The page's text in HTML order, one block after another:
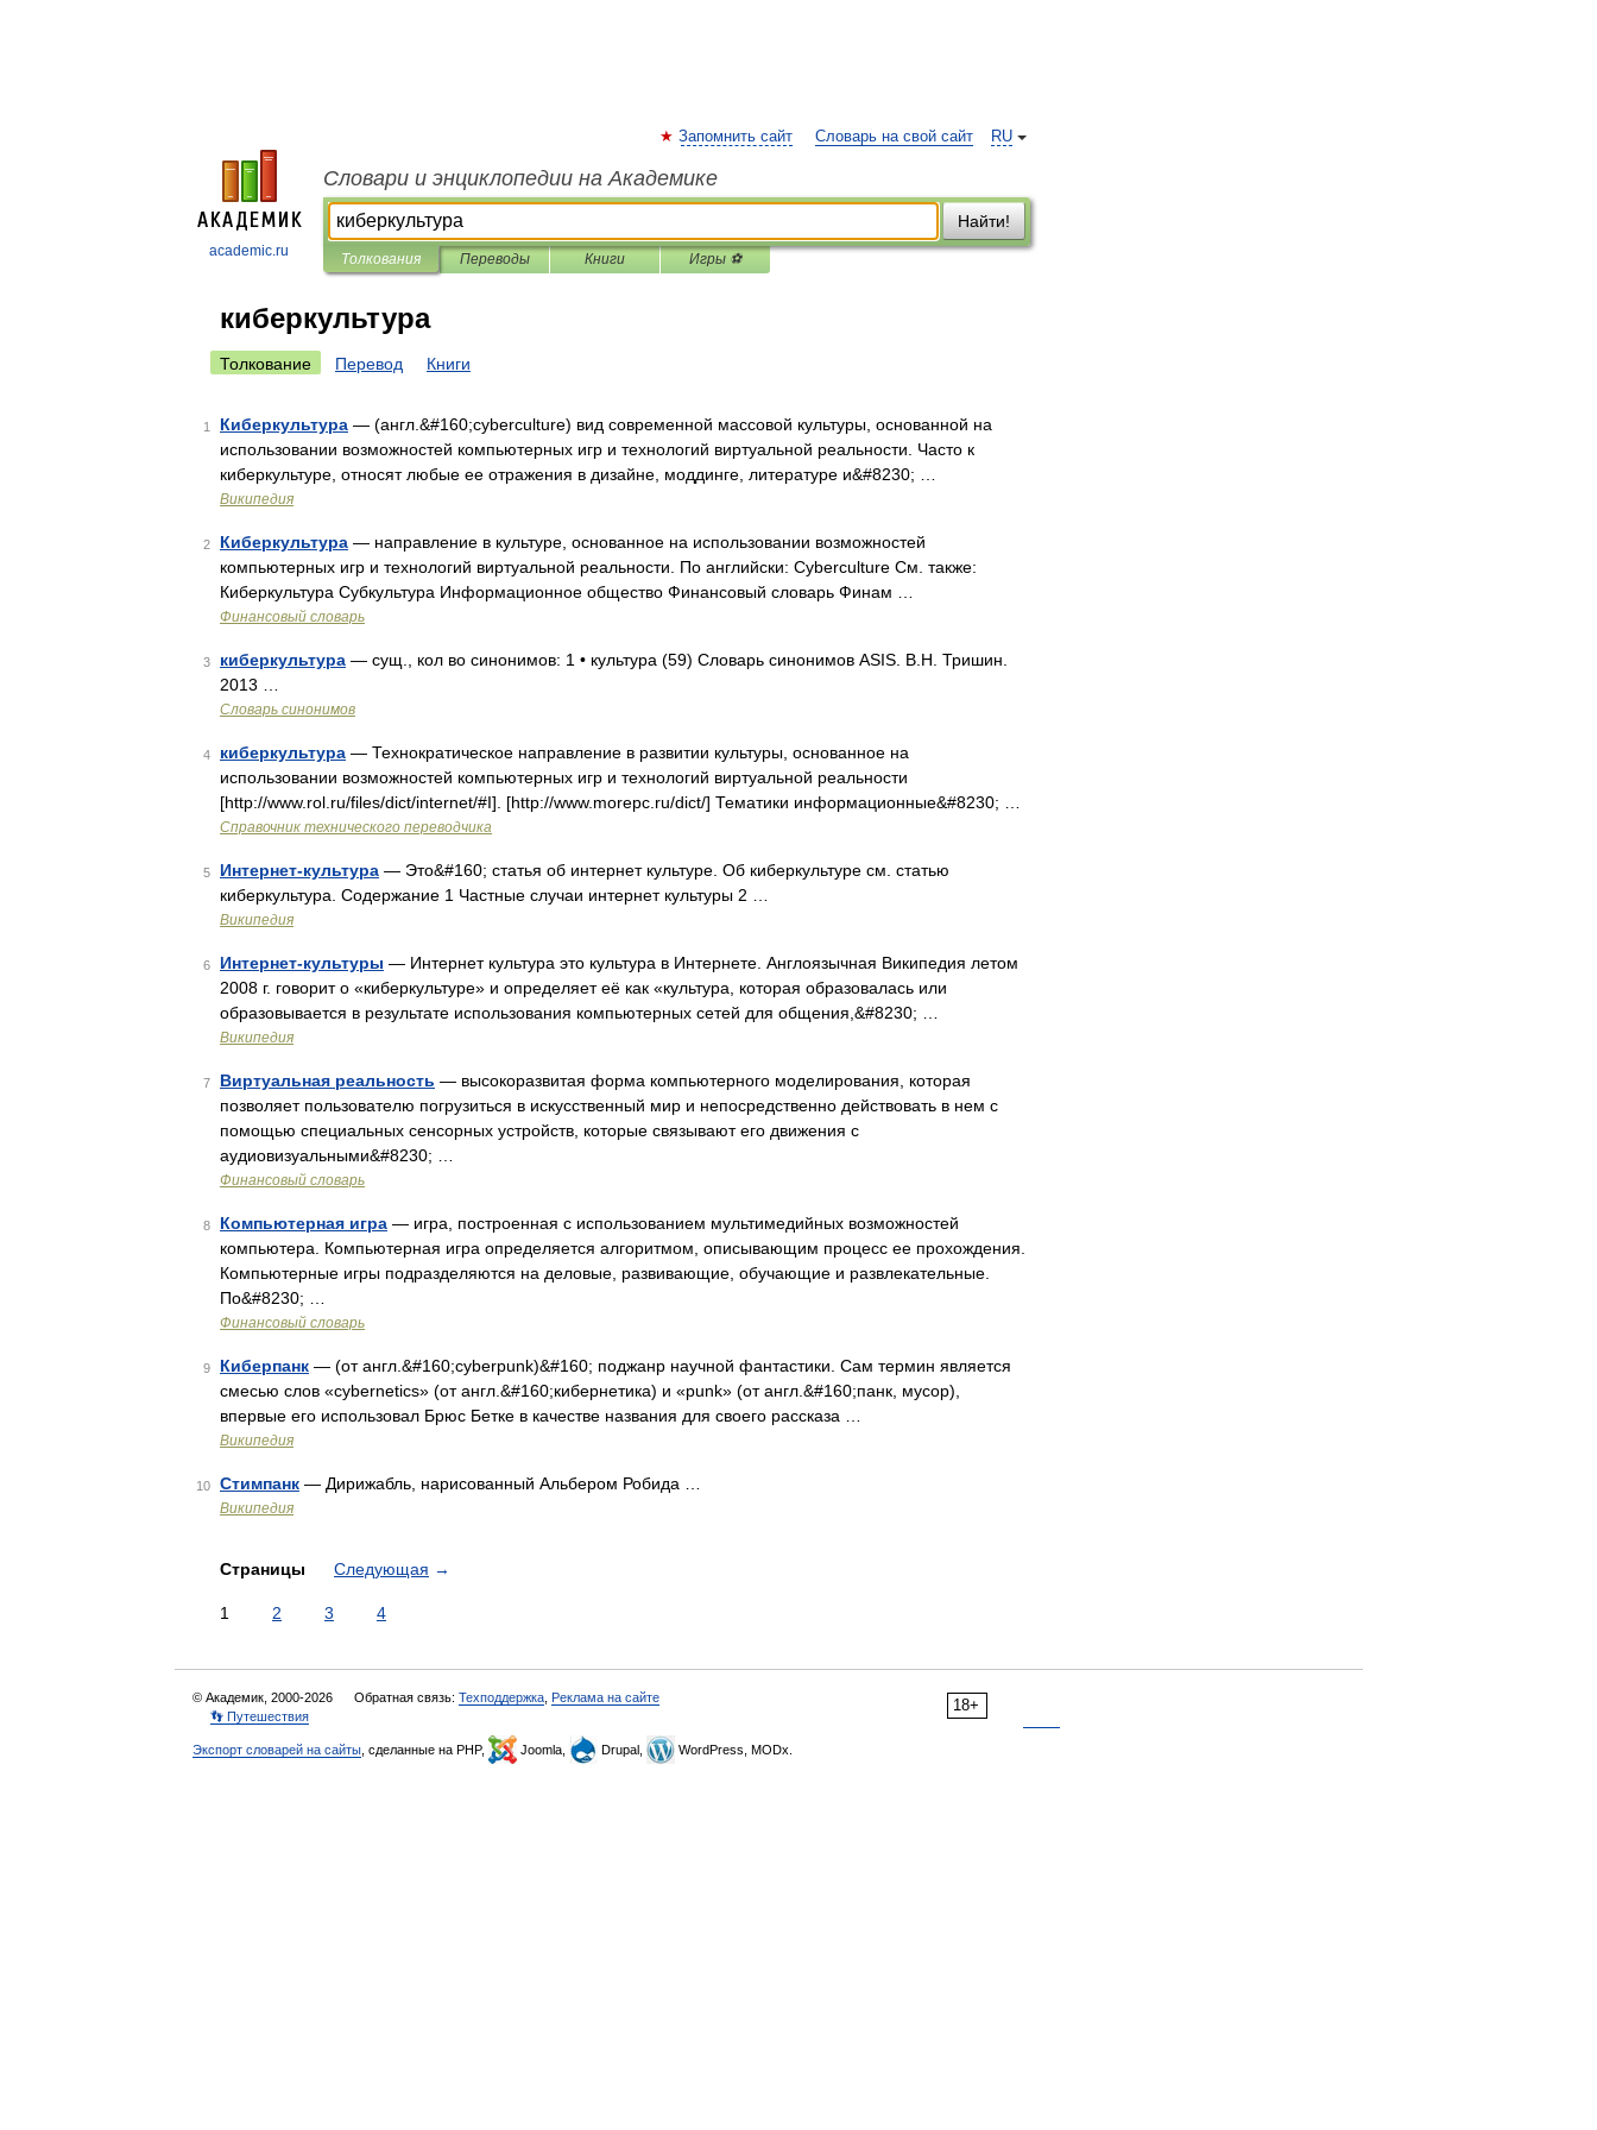
academic.ru
RU
Запомнить сайт Словарь на свой сайт
Словари и энциклопедии на Академике
Найти!
Толкования Переводы Книги Игры ⚽
киберкультура
Толкование Перевод Книги
1 Киберкультура — (англ.&#160;cyberculture) вид современной массовой культуры, основанной на
использовании возможностей компьютерных игр и технологий виртуальной реальности. Часто к
киберкультуре, относят любые ее отражения в дизайне, моддинге, литературе и&#8230; …
Википедия
2 Киберкультура — направление в культуре, основанное на использовании возможностей
компьютерных игр и технологий виртуальной реальности. По английски: Cyberculture См. также:
Киберкультура Субкультура Информационное общество Финансовый словарь Финам …
Финансовый словарь
3 киберкультура — сущ., кол во синонимов: 1 • культура (59) Словарь синонимов ASIS. В.Н. Тришин.
2013 …
Словарь синонимов
4 киберкультура — Технократическое направление в развитии культуры, основанное на
использовании возможностей компьютерных игр и технологий виртуальной реальности
[http://www.rol.ru/files/dict/internet/#I]. [http://www.morepc.ru/dict/] Тематики информационные&#8230; …
Справочник технического переводчика
5 Интернет-культура — Это&#160; статья об интернет культуре. Об киберкультуре см. статью
киберкультура. Содержание 1 Частные случаи интернет культуры 2 …
Википедия
6 Интернет-культуры — Интернет культура это культура в Интернете. Англоязычная Википедия летом
2008 г. говорит о «киберкультуре» и определяет её как «культура, которая образовалась или
образовывается в результате использования компьютерных сетей для общения,&#8230; …
Википедия
7 Виртуальная реальность — высокоразвитая форма компьютерного моделирования, которая
позволяет пользователю погрузиться в искусственный мир и непосредственно действовать в нем с
помощью специальных сенсорных устройств, которые связывают его движения с
аудиовизуальными&#8230; …
Финансовый словарь
8 Компьютерная игра — игра, построенная с использованием мультимедийных возможностей
компьютера. Компьютерная игра определяется алгоритмом, описывающим процесс ее прохождения.
Компьютерные игры подразделяются на деловые, развивающие, обучающие и развлекательные.
По&#8230; …
Финансовый словарь
9 Киберпанк — (от англ.&#160;cyberpunk)&#160; поджанр научной фантастики. Сам термин является
смесью слов «cybernetics» (от англ.&#160;кибернетика) и «punk» (от англ.&#160;панк, мусор),
впервые его использовал Брюс Бетке в качестве названия для своего рассказа …
Википедия
10 Стимпанк — Дирижабль, нарисованный Альбером Робида …
Википедия
Страницы Следующая →
1 2 3 4
18+
© Академик, 2000-2026 Обратная связь: Техподдержка Реклама на сайте
👣 Путешествия
Экспорт словарей на сайты , сделанные на PHP, Joomla, Drupal, WordPress, MODx.